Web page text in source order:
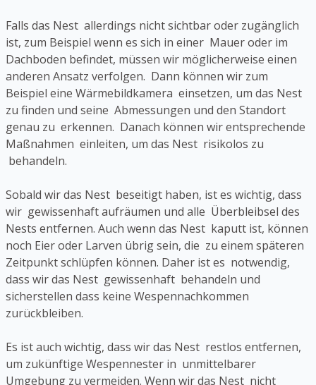
Falls das Nest allerdings nicht sichtbar oder zugänglich
ist, zum Beispiel wenn es sich in einer Mauer oder im
Dachboden befindet, müssen wir möglicherweise einen
anderen Ansatz verfolgen. Dann können wir zum
Beispiel eine Wärmebildkamera einsetzen, um das Nest
zu finden und seine Abmessungen und den Standort
genau zu erkennen. Danach können wir entsprechende
Maßnahmen einleiten, um das Nest risikolos zu
behandeln.
Sobald wir das Nest beseitigt haben, ist es wichtig, dass
wir gewissenhaft aufräumen und alle Überbleibsel des
Nests entfernen. Auch wenn das Nest kaputt ist, können
noch Eier oder Larven übrig sein, die zu einem späteren
Zeitpunkt schlüpfen können. Daher ist es notwendig,
dass wir das Nest gewissenhaft behandeln und
sicherstellen dass keine Wespennachkommen
zurückbleiben.
Es ist auch wichtig, dass wir das Nest restlos entfernen,
um zukünftige Wespennester in unmittelbarer
Umgebung zu vermeiden. Wenn wir das Nest nicht